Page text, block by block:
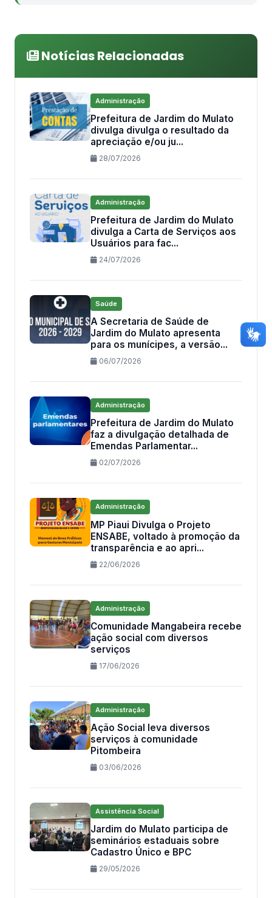
Notícias Relacionadas
Administração
Prefeitura de Jardim do Mulato
divulga divulga o resultado da
apreciação e/ou ju...
28/07/2026
Administração
Prefeitura de Jardim do Mulato
divulga a Carta de Serviços aos
Usuários para fac...
24/07/2026
Saúde
A Secretaria de Saúde de
Jardim do Mulato apresenta
para os munícipes, a versão...
06/07/2026
Administração
Prefeitura de Jardim do Mulato
faz a divulgação detalhada de
Emendas Parlamentar...
02/07/2026
Administração
MP Piaui Divulga o Projeto
ENSABE, voltado à promoção da
transparência e ao apri...
22/06/2026
Administração
Comunidade Mangabeira recebe
ação social com diversos
serviços
17/06/2026
Administração
Ação Social leva diversos
serviços à comunidade
Pitombeira
03/06/2026
Assistência Social
Jardim do Mulato participa de
seminários estaduais sobre
Cadastro Único e BPC
29/05/2026